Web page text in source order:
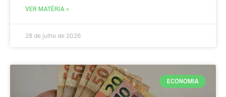
VER MATÉRIA »
28 de julho de 2026
ECONOMIA